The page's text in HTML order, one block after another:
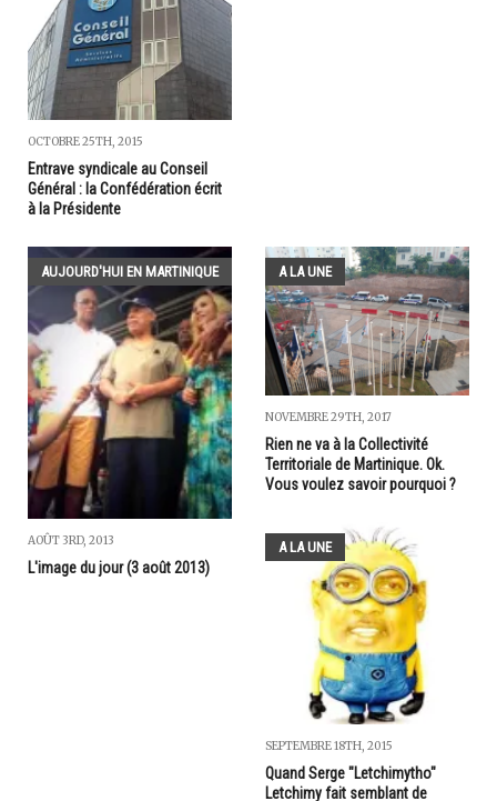
OCTOBRE 25TH, 2015
Entrave syndicale au Conseil
Général : la Confédération écrit
à la Présidente
AUJOURD'HUI EN MARTINIQUE
AOÛT 3RD, 2013
L'image du jour (3 août 2013)
A LA UNE
NOVEMBRE 29TH, 2017
Rien ne va à la Collectivité
Territoriale de Martinique. Ok.
Vous voulez savoir pourquoi ?
A LA UNE
SEPTEMBRE 18TH, 2015
Quand Serge "Letchimytho"
Letchimy fait semblant de